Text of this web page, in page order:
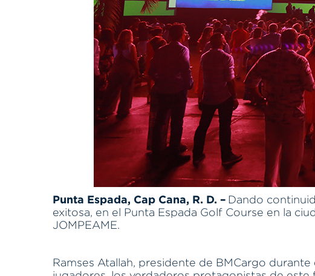
Punta Espada, Cap Cana, R. D. – Dando
exitosa, en el Punta Espada Golf Course en la
JOMPEAME.
Ramses Atallah, presidente de BMCargo